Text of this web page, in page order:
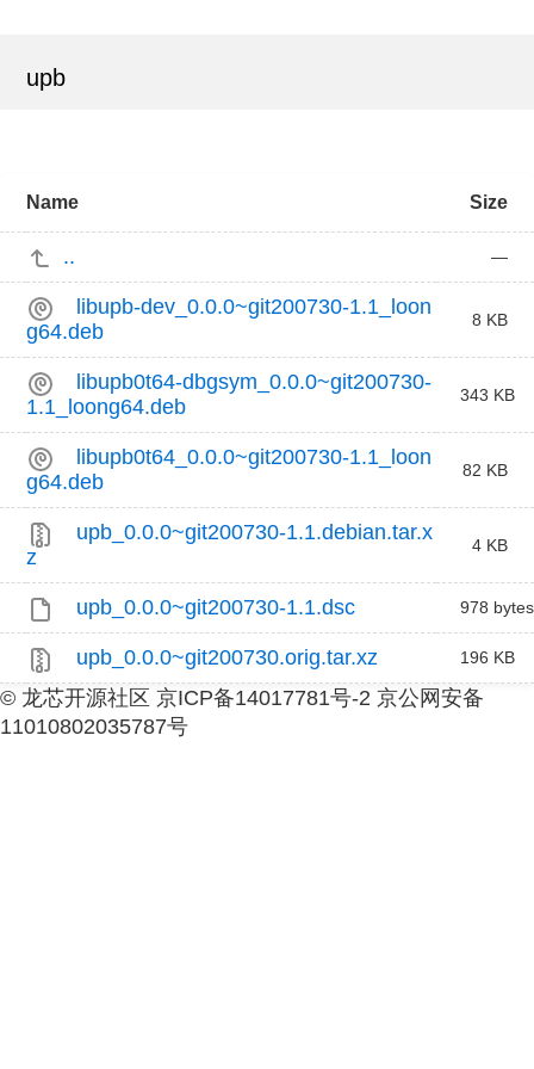
upb
Name Size
.. —
libupb-dev_0.0.0~git200730-1.1_loon
g64.deb
8 KB
libupb0t64-dbgsym_0.0.0~git200730-
1.1_loong64.deb
343 KB
libupb0t64_0.0.0~git200730-1.1_loon
g64.deb
82 KB
upb_0.0.0~git200730-1.1.debian.tar.x
z
4 KB
upb_0.0.0~git200730-1.1.dsc 978 bytes
upb_0.0.0~git200730.orig.tar.xz 196 KB
© 龙芯开源社区 京ICP备14017781号-2 京公网安备
11010802035787号